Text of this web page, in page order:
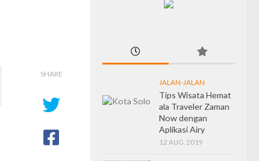
SHARE
JALAN-JALAN
Tips Wisata Hemat
ala Traveler Zaman
Now dengan
Aplikasi Airy
12 AUG, 2019